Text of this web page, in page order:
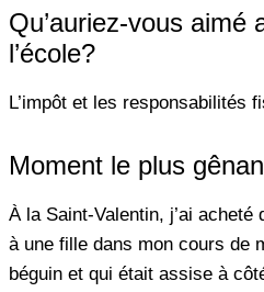
Qu’auriez-vous aimé
l’école?
L’impôt et les responsabilités
Moment le plus
À la Saint-Valentin, j’ai acheté
à une fille dans mon cours de
béguin et qui était assise à